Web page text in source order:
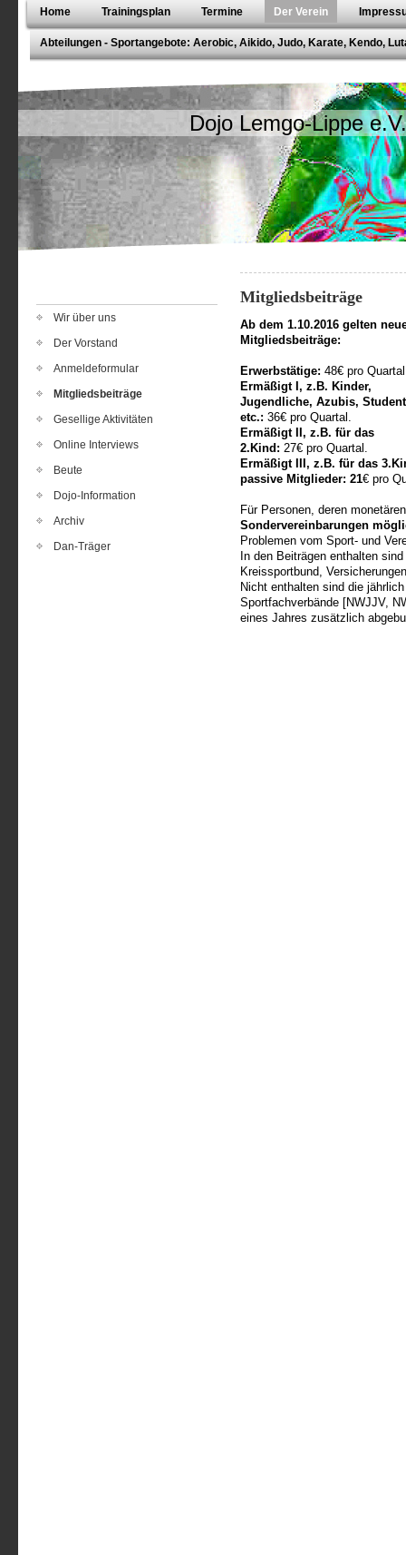
Home Trainingsplan Termine Der Verein
Abteilungen - Sportangebote: Aerobic, Aikido, Judo, Karate, Kendo,
Dojo Lemgo-Lippe
Wir über uns
Der Vorstand
Anmeldeformular
Mitgliedsbeiträge
Gesellige Aktivitäten
Online Interviews
Beute
Dojo-Information
Archiv
Dan-Träger
Mitgliedsbeiträge
Ab dem 1.10.2016 gelten
Mitgliedsbeiträge:
Erwerbstätige: 48€ pro
Ermäßigt I, z.B. Kinder,
Jugendliche, Azubis,
etc.: 36€ pro Quartal.
Ermäßigt II, z.B. für das
2.Kind: 27€ pro Quartal.
Ermäßigt III, z.B. für das
passive Mitglieder: 21€ pro
Für Personen, deren
Sondervereinbarungen
Problemen vom Sport- und
In den Beiträgen enthalten
Kreissportbund,
Nicht enthalten sind die
Sportfachverbände [NWJJV,
eines Jahres zusätzlich